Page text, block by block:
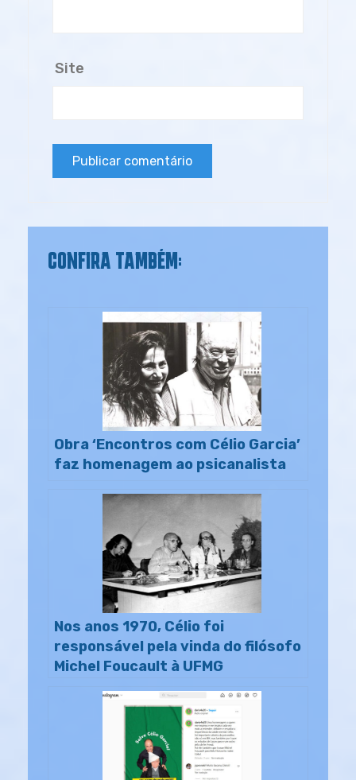
Site
CONFIRA TAMBÉM:
Obra ‘Encontros com Célio Garcia’
faz homenagem ao psicanalista
Nos anos 1970, Célio foi
responsável pela vinda do filósofo
Michel Foucault à UFMG